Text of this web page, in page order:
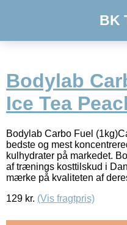
BK
Bodylab
Ice Tea
Bodylab Carbo Fuel
bedste og mest
kulhydrater på markedet.
af trænings kosttilskud i
mærke på kvaliteten af
129 kr. (Vis fragtpris)